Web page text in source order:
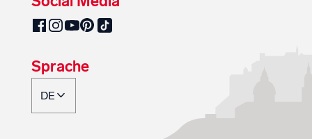
SalzburgMilch auf Facebook
SalzburgMilch auf Instagram
SalzburgMilch auf YouTube
SalzburgMilch auf Pinterest
SalzburgMilch auf TikTok
Sprache